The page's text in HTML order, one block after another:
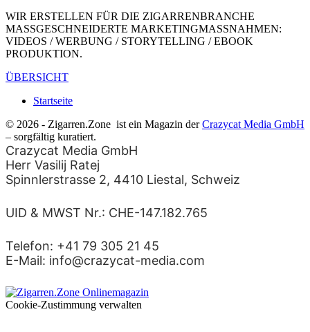
WIR ERSTELLEN FÜR DIE ZIGARRENBRANCHE
MASSGESCHNEIDERTE MARKETINGMASSNAHMEN:
VIDEOS / WERBUNG / STORYTELLING / EBOOK
PRODUKTION.
ÜBERSICHT
Startseite
© 2026 - Zigarren.Zone ist ein Magazin derCrazycat Media GmbH
– sorgfältig kuratiert.
Crazycat Media GmbH
Herr Vasilij Ratej
Spinnlerstrasse 2, 4410 Liestal, Schweiz
UID & MWST Nr.: CHE-147.182.765
Telefon: +41 79 305 21 45
E-Mail: info@crazycat-media.com
Cookie-Zustimmung verwalten